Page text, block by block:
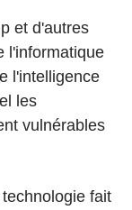
et d'autres
l'informatique
l'intelligence
les
vulnérables
fait